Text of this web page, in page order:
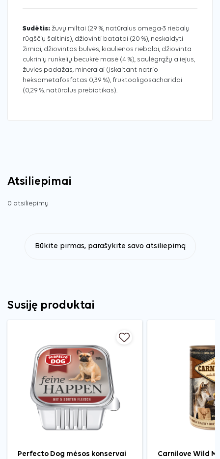
Sudėtis: žuvų miltai (29 %, natūralus omega-3 riebalų
rūgščių šaltinis), džiovinti batatai (20 %), neskaldyti
žirniai, džiovintos bulvės, kiaulienos riebalai, džiovinta
cukrinių runkelių becukrė masė (4 %), saulėgrąžų aliejus,
žuvies padažas, mineralai (įskaitant natrio
heksametafosfatas 0,39 %), fruktooligosacharidai
(0,29 %, natūralus prebiotikas).
Atsiliepimai
0 atsiliepimų
Būkite pirmas, parašykite savo atsiliepimą
Susiję produktai
Perfecto Dog mėsos konservai
Carnilove Wild